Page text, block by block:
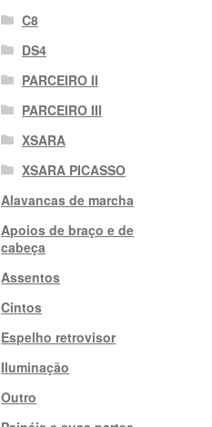
C8
DS4
PARCEIRO II
PARCEIRO III
XSARA
XSARA PICASSO
Alavancas de marcha
Apoios de braço e de
cabeça
Assentos
Cintos
Espelho retrovisor
Iluminação
Outro